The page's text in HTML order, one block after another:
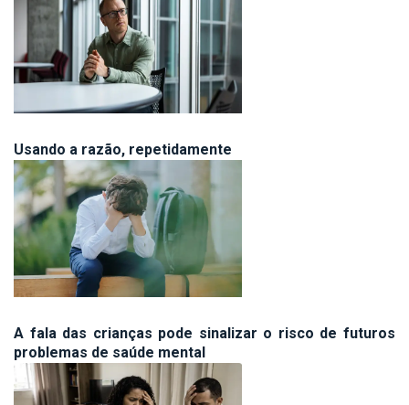
Usando a razão, repetidamente
A fala das crianças pode sinalizar o risco de futuros
problemas de saúde mental